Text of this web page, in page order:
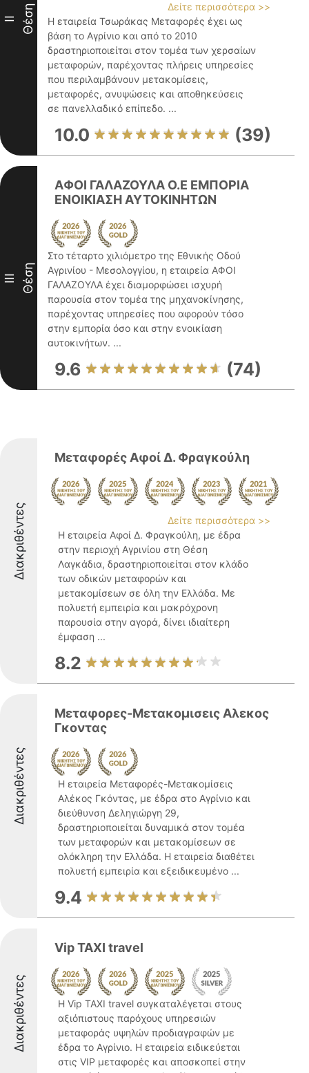
II Θέση
Δείτε περισσότερα >>
Η εταιρεία Τσωράκας Μεταφορές έχει ως
βάση το Αγρίνιο και από το 2010
δραστηριοποιείται στον τομέα των χερσαίων
μεταφορών, παρέχοντας πλήρεις υπηρεσίες
που περιλαμβάνουν μετακομίσεις,
μεταφορές, ανυψώσεις και αποθηκεύσεις
σε πανελλαδικό επίπεδο. ...
10.0 (39)
III Θέση
ΑΦΟΙ ΓΑΛΑΖΟΥΛΑ Ο.Ε EΜΠΟΡΙΑ
ΕΝΟΙΚΙΑΣΗ ΑΥΤΟΚΙΝΗΤΩΝ
Στο τέταρτο χιλιόμετρο της Εθνικής Οδού
Αγρινίου - Μεσολογγίου, η εταιρεία ΑΦΟΙ
ΓΑΛΑΖΟΥΛΑ έχει διαμορφώσει ισχυρή
παρουσία στον τομέα της μηχανοκίνησης,
παρέχοντας υπηρεσίες που αφορούν τόσο
στην εμπορία όσο και στην ενοικίαση
αυτοκινήτων. ...
9.6 (74)
Διακριθέντες
Μεταφορές Αφοί Δ. Φραγκούλη
Δείτε περισσότερα >>
Η εταιρεία Αφοί Δ. Φραγκούλη, με έδρα
στην περιοχή Αγρινίου στη Θέση
Λαγκάδια, δραστηριοποιείται στον κλάδο
των οδικών μεταφορών και
μετακομίσεων σε όλη την Ελλάδα. Με
πολυετή εμπειρία και μακρόχρονη
παρουσία στην αγορά, δίνει ιδιαίτερη
έμφαση ...
8.2
Διακριθέντες
Μεταφορες-Μετακομισεις Αλεκος
Γκοντας
Η εταιρεία Μεταφορές-Μετακομίσεις
Αλέκος Γκόντας, με έδρα στο Αγρίνιο και
διεύθυνση Δεληγιώργη 29,
δραστηριοποιείται δυναμικά στον τομέα
των μεταφορών και μετακομίσεων σε
ολόκληρη την Ελλάδα. Η εταιρεία διαθέτει
πολυετή εμπειρία και εξειδικευμένο ...
9.4
Διακριθέντες
Vip TAXI travel
Η Vip TAXI travel συγκαταλέγεται στους
αξιόπιστους παρόχους υπηρεσιών
μεταφοράς υψηλών προδιαγραφών με
έδρα το Αγρίνιο. Η εταιρεία ειδικεύεται
στις VIP μεταφορές και αποσκοπεί στην